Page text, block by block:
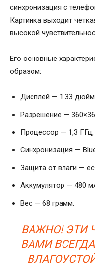
синхронизация с
Картинка выходит
высокой
Его основные
образом:
Дисплей — 1.33
Разрешение —
Процессор — 1,3 ГГц,
Синхронизация —
Защита от влаги —
Аккумулятор — 480
Вес — 68 грамм.
ВАЖНО! ЭТИ
ВАМИ